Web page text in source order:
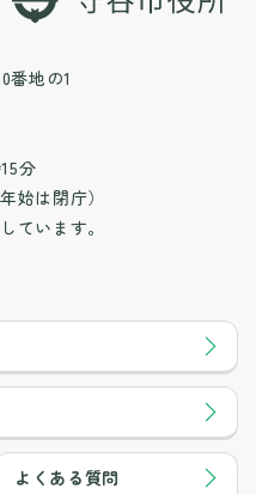
番地の1
分
始は閉庁）
ています。
よくある質問